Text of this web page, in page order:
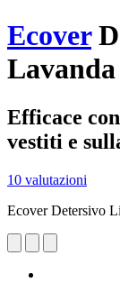
Ecover
Lavanda
Efficace
vestiti e
10 valutazioni
Ecover Detersivo